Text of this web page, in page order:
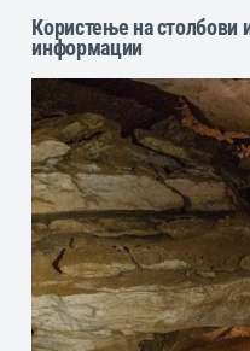
Користење на столбови
информации